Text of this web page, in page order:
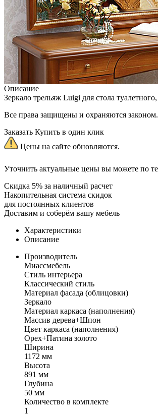
Описание
Зеркало трельяж Luigi для стола
Все права защищены и охраняются
Заказать Купить в один клик
Цены на сайте обновляются.
Уточнить актуальные цены вы можете по
Скидка 5% за наличный расчет
Накопительная система скидок
для постоянных клиентов
Доставим и соберём вашу мебель
Характеристики
Описание
Производитель
Миассмебель
Стиль интерьера
Классический стиль
Материал фасада (облицовки)
Зеркало
Материал каркаса (наполнения)
Массив дерева+Шпон
Цвет каркаса (наполнения)
Орех+Патина золото
Ширина
1172 мм
Высота
891 мм
Глубина
50 мм
Количество в комплекте
1